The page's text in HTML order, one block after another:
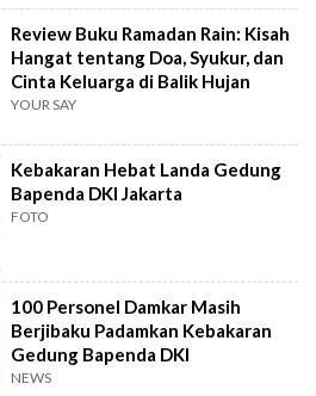
Review Buku Ramadan Rain: Kisah
Hangat tentang Doa, Syukur, dan
Cinta Keluarga di Balik Hujan
YOUR SAY
Kebakaran Hebat Landa Gedung
Bapenda DKI Jakarta
FOTO
100 Personel Damkar Masih
Berjibaku Padamkan Kebakaran
Gedung Bapenda DKI
NEWS